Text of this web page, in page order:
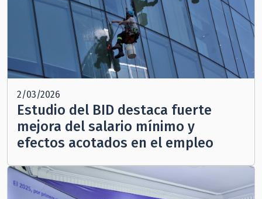
2/03/2026
Estudio del BID destaca fuerte
mejora del salario mínimo y
efectos acotados en el empleo